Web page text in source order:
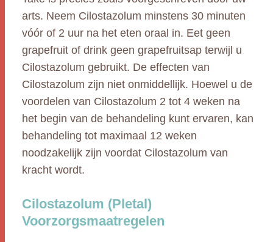
arts. Neem Cilostazolum minstens 30 minuten
vóór of 2 uur na het eten oraal in. Eet geen
grapefruit of drink geen grapefruitsap terwijl u
Cilostazolum gebruikt. De effecten van
Cilostazolum zijn niet onmiddellijk. Hoewel u de
voordelen van Cilostazolum 2 tot 4 weken na
het begin van de behandeling kunt ervaren, kan
behandeling tot maximaal 12 weken
noodzakelijk zijn voordat Cilostazolum van
kracht wordt.
Cilostazolum (Pletal)
Voorzorgsmaatregelen